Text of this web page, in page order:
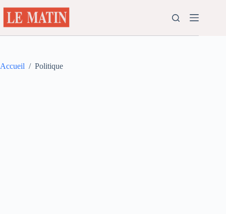
au
contenu
Accueil / Politique